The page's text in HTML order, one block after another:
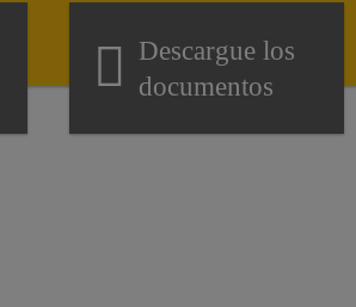
Descargue los
documentos